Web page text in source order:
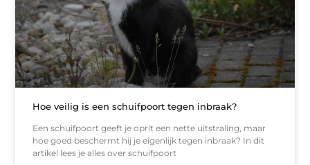
Hoe veilig is een schuifpoort tegen inbraak?
Een schuifpoort geeft je oprit een nette uitstraling, maar
hoe goed beschermt hij je eigenlijk tegen inbraak? In dit
artikel lees je alles over schuifpoort